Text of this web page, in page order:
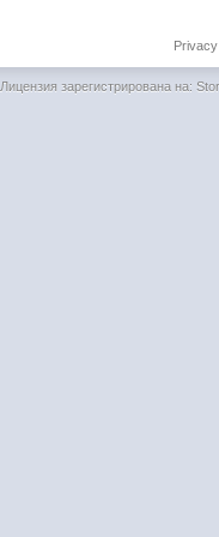
Лицензия зарегистрирована на: